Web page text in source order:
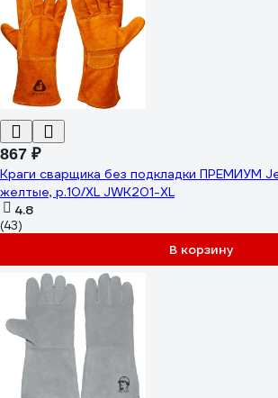
867 ₽
Краги сварщика без подкладки ПРЕМИУМ
желтые, р.10/XL JWK201-XL
4.8
(43)
В корзину